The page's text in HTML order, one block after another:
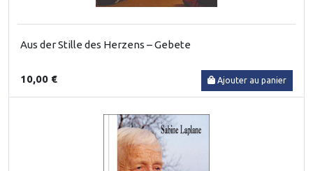
Aus der Stille des Herzens – Gebete
10,00 € Ajouter au panier